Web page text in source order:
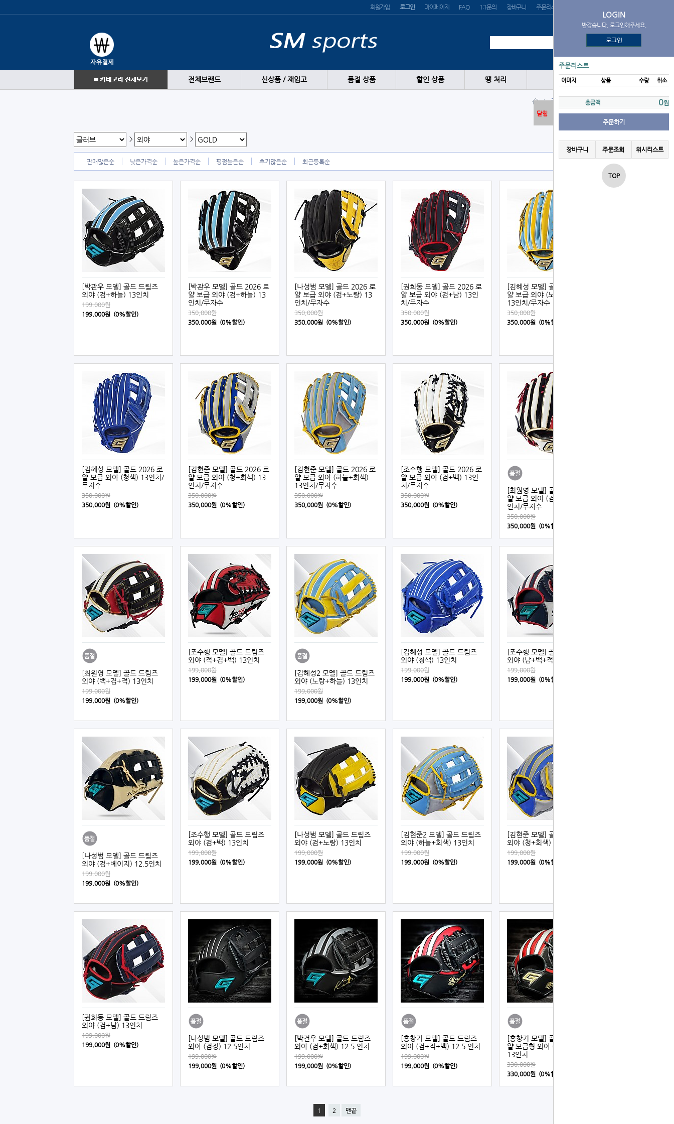
회원가입 로그인 마이페이지 FAQ 1:1문의 장바구니 주문리스트
전체브랜드 신상품 / 재입고 품절 상품 할인 상품 땡 처리
글러브 GOLD
LOGIN
반갑습니다. 로그인해주세요.
로그인
주문리스트
이미지 상품 수량 취소
총금액 0원
주문하기
장바구니 주문조회 위시리스트
TOP
닫힘
> >
판매많은순 낮은가격순 높은가격순 평점높은순 후기많은순 최근등록순
[박관우 모델] 골드 드림즈
외야 (검+하늘) 13인치
199,000원
199,000원 (0%할인)
[박관우 모델] 골드 2026 로
얄 보급 외야 (검+하늘) 13
인치/무자수
350,000원
350,000원 (0%할인)
[나성범 모델] 골드 2026 로
얄 보급 외야 (검+노랑) 13
인치/무자수
350,000원
350,000원 (0%할인)
[권희동 모델] 골드 2026 로
얄 보급 외야 (검+남) 13인
치/무자수
350,000원
350,000원 (0%할인)
[김혜성 모델] 골드 2026 로
얄 보급 외야 (노랑+하늘색)
13인치/무자수
350,000원
350,000원 (0%할인)
[김혜성 모델] 골드 2026 로
얄 보급 외야 (청색) 13인치/
무자수
350,000원
350,000원 (0%할인)
[김현준 모델] 골드 2026 로
얄 보급 외야 (청+회색) 13
인치/무자수
350,000원
350,000원 (0%할인)
[김현준 모델] 골드 2026 로
얄 보급 외야 (하늘+회색)
13인치/무자수
350,000원
350,000원 (0%할인)
[조수행 모델] 골드 2026 로
얄 보급 외야 (검+백) 13인
치/무자수
350,000원
350,000원 (0%할인)
[최원영 모델] 골드 2026 로
얄 보급 외야 (검+백+적) 13
인치/무자수
350,000원
350,000원 (0%할인)
[최원영 모델] 골드 드림즈
외야 (백+검+적) 13인치
199,000원
199,000원 (0%할인)
[조수행 모델] 골드 드림즈
외야 (적+검+백) 13인치
199,000원
199,000원 (0%할인)
[김혜성2 모델] 골드 드림즈
외야 (노랑+하늘) 13인치
199,000원
199,000원 (0%할인)
[김혜성 모델] 골드 드림즈
외야 (청색) 13인치
199,000원
199,000원 (0%할인)
[조수행 모델] 골드 드림즈
외야 (남+백+적) 13인치
199,000원
199,000원 (0%할인)
[나성범 모델] 골드 드림즈
외야 (검+베이지) 12.5인치
199,000원
199,000원 (0%할인)
[조수행 모델] 골드 드림즈
외야 (검+백) 13인치
199,000원
199,000원 (0%할인)
[나성범 모델] 골드 드림즈
외야 (검+노랑) 13인치
199,000원
199,000원 (0%할인)
[김현준2 모델] 골드 드림즈
외야 (하늘+회색) 13인치
199,000원
199,000원 (0%할인)
[김현준 모델] 골드 드림즈
외야 (청+회색) 13인치
199,000원
199,000원 (0%할인)
[권희동 모델] 골드 드림즈
외야 (검+남) 13인치
199,000원
199,000원 (0%할인)
[나성범 모델] 골드 드림즈
외야 (검정) 12.5인치
199,000원
199,000원 (0%할인)
[박건우 모델] 골드 드림즈
외야 (검+회색) 12.5 인치
199,000원
199,000원 (0%할인)
[홍창기 모델] 골드 드림즈
외야 (검+적+백) 12.5 인치
199,000원
199,000원 (0%할인)
[홍창기 모델] 골드 2024 로
얄 보급형 외야 (검+적+백)
13인치
330,000원
330,000원 (0%할인)
1 2 맨끝